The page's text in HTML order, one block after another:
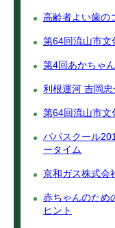
高齢者よい歯の
第64回流山市
第4回あかちゃ
利根運河 吉岡忠
第64回流山市文
パパスクール
ータイム
京和ガス株式会
赤ちゃんのた
ヒント